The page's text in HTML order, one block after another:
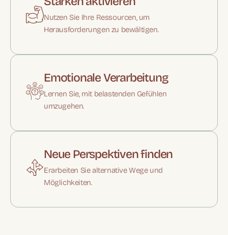
Nutzen Sie Ihre Ressourcen, um
Herausforderungen zu bewältigen.
Emotionale Verarbeitung
Lernen Sie, mit belastenden Gefühlen
umzugehen.
Neue Perspektiven finden
Erarbeiten Sie alternative Wege und
Möglichkeiten.